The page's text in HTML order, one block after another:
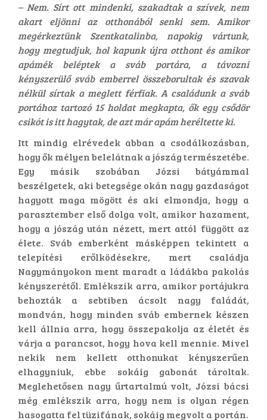
– Nem. Sírt ott mindenki, szakadtak a szívek, nem
akart eljönni az otthonából senki sem. Amikor
megérkeztünk Szentkatalinba, napokig vártunk,
hogy megtudjuk, hol kapunk újra otthont és amikor
apámék beléptek a sváb portára, a távozni
kényszerülő sváb emberrel összeborultak és szavak
nélkül sírtak a meglett férfiak. A családunk a sváb
portához tartozó 15 holdat megkapta, ők egy csődör
csikót is itt hagytak, de azt már apám heréltette ki.
Itt mindig elrévedek abban a csodálkozásban,
hogy ők mélyen belelátnak a jószág természetébe.
Egy másik szobában Józsi bátyámmal
beszélgetek, aki betegsége okán nagy gazdaságot
hagyott maga mögött és aki elmondja, hogy a
parasztember első dolga volt, amikor hazament,
hogy a jószág után nézett, mert attól függött az
élete. Sváb emberként másképpen tekintett a
telepítési erőlködésekre, mert családja
Nagymányokon ment maradt a ládákba pakolás
kényszerétől. Emlékszik arra, amikor portájukra
behozták a sebtiben ácsolt nagy faládát,
mondván, hogy minden sváb embernek készen
kell állnia arra, hogy összepakolja az életét és
várja a parancsot, hogy hova kell mennie. Mivel
nekik nem kellett otthonukat kényszerűen
elhagyniuk, ebbe sokáig gabonát tároltak.
Meglehetősen nagy űrtartalmú volt, Józsi bácsi
még emlékszik arra, hogy nem is olyan régen
hasogatta fel tüzifának, sokáig megvolt a portán.